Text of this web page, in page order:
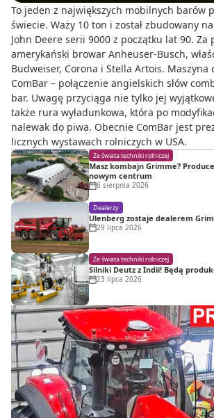
To jeden z największych mobilnych barów
świecie. Waży 10 ton i został zbudowany
John Deere serii 9000 z początku lat 90. Za
amerykański browar Anheuser-Busch,
Budweiser, Corona i Stella Artois. Maszyna
ComBar – połączenie angielskich słów
bar. Uwagę przyciąga nie tylko jej
także rura wyładunkowa, która po
nalewak do piwa. Obecnie ComBar jest
licznych wystawach rolniczych w USA.
Ze świata techniki rolniczej
Masz kombajn Grimme?
nowym centrum
6 sierpnia 2026
Dealerzy
Ulenberg zostaje dealerem
29 lipca 2026
Ze świata techniki rolniczej
Silniki Deutz z Indii! Będą
23 lipca 2026